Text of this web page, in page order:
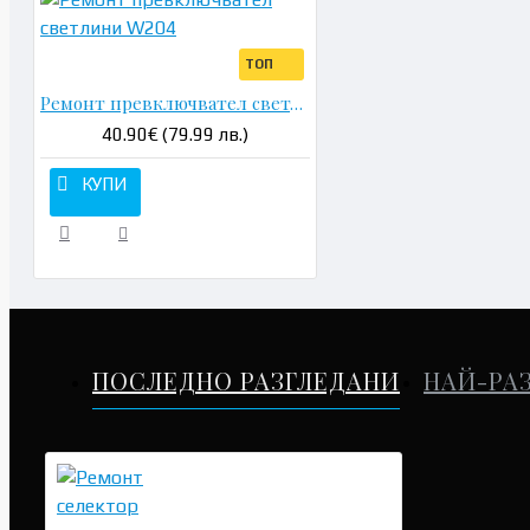
ТОП
Ремонт превключвател светлини W204
40.90€ (79.99 лв.)
КУПИ
ПОСЛЕДНО РАЗГЛЕДАНИ НАЙ-